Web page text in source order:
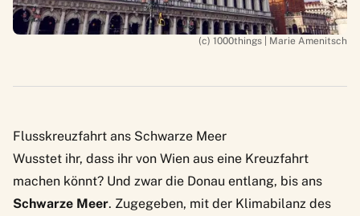
(c) 1000things | Marie Amenitsch
Flusskreuzfahrt ans Schwarze Meer
Wusstet ihr, dass ihr von Wien aus eine Kreuzfahrt
machen könnt? Und zwar die Donau entlang, bis ans
Schwarze Meer. Zugegeben, mit der Klimabilanz des